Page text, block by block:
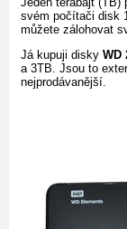
svém počítači disk
můžete zálohovat
Já kupuji disky WD
a 3TB. Jsou to
nejprodávanější.